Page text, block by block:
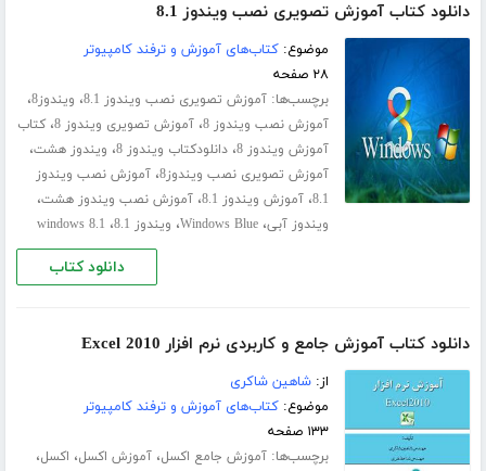
دانلود کتاب آموزش تصویری نصب ویندوز 8.1
موضوع:کتاب‌های آموزش و ترفند کامپیوتر
۲۸ صفحه
برچسب‌ها:آموزش تصویری نصب ویندوز 8.1 ، ویندوز8 ،
آموزش نصب ویندوز 8 ،آموزش تصویری ویندوز 8 ،کتاب
آموزش ویندوز 8 ،دانلودکتاب ویندوز 8 ، ویندوز هشت،
آموزش تصویری نصب ویندوز8 ،آموزش نصب ویندوز
8.1،آموزش ویندوز 8.1 ،آموزش نصب ویندوز هشت،
ویندوز آبی،Windows Blue، ویندوز 8.1 ، windows 8.1
دانلود کتاب
دانلود کتاب آموزش جامع و کاربردی نرم افزار Excel 2010
از:شاهین شاکری
موضوع:کتاب‌های آموزش و ترفند کامپیوتر
۱۳۳ صفحه
برچسب‌ها:آموزش جامع اکسل،آموزش اکسل، اکسل،